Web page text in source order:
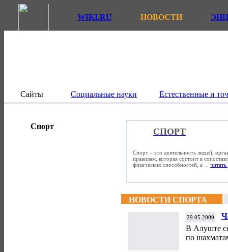
WIKI.RU НОВОСТИ
Сайты Социальные науки Естественные и
Спорт
СПОРТ
Спорт – это деятельность людей,
правилам, которая состоит в
физических способностей, а ... читать
НОВОСТИ СПОРТА
29.05.2009
В Алуште
по